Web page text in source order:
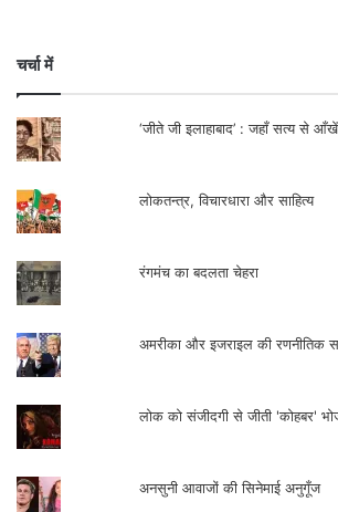
चर्चा में
‘जीते जी इलाहाबाद’ : जहाँ सत्य से आँखें
लोकतन्त्र, विचारधारा और साहित्य
रंगमंच का बदलता चेहरा
अमरीका और इजराइल की रणनीतिक
लोक को संजीदगी से जीती 'कोहबर'
अनसुनी आवाजों की सिनेमाई अनुगूँज